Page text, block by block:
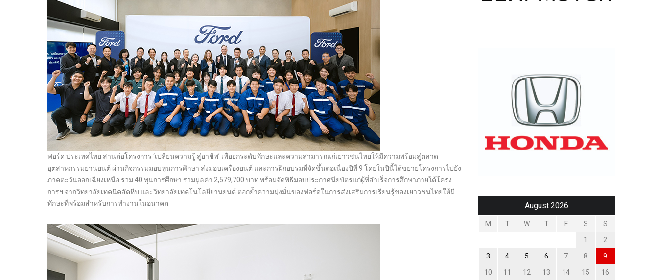
ฟอร์ด ประเทศไทย สานต่อโครงการ ‘เปลี่ยนความรู้ สู่อาชีพ’ เพื่อยกระดับทักษะและความสามารถแก่เยาวชนไทยให้มีความพร้อมสู่ตลาด
อุตสาหกรรมยานยนต์ ผ่านกิจกรรมมอบทุนการศึกษา ส่งมอบเครื่องยนต์ และการฝึกอบรมที่จัดขึ้นต่อเนื่องปีที่ 9 โดยในปีนี้ได้ขยายโครงการไปยัง
ภาคตะวันออกเฉียงเหนือ รวม 40 ทุนการศึกษา รวมมูลค่า 2,579,700 บาท พร้อมจัดพิธีมอบประกาศนียบัตรแก่ผู้ที่สำเร็จการศึกษาภายใต้โครง
การฯ จากวิทยาลัยเทคนิคสัตหีบ และวิทยาลัยเทคโนโลยียานยนต์ ตอกย้ำความมุ่งมั่นของฟอร์ดในการส่งเสริมการเรียนรู้ของเยาวชนไทยให้มี
ทักษะที่พร้อมสำหรับการทำงานในอนาคต
August 2026
M T W T F S S
1 2
3 4 5 6 7 8 9
10 11 12 13 14 15 16